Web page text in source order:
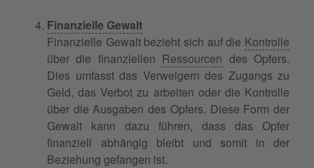
Finanzielle Gewalt
Finanzielle Gewalt bezieht sich auf die Kontrolle
über die finanziellen Ressourcen des Opfers.
Dies umfasst das Verweigern des Zugangs zu
Geld, das Verbot zu arbeiten oder die Kontrolle
über die Ausgaben des Opfers. Diese Form der
Gewalt kann dazu führen, dass das Opfer
finanziell abhängig bleibt und somit in der
Beziehung gefangen ist.